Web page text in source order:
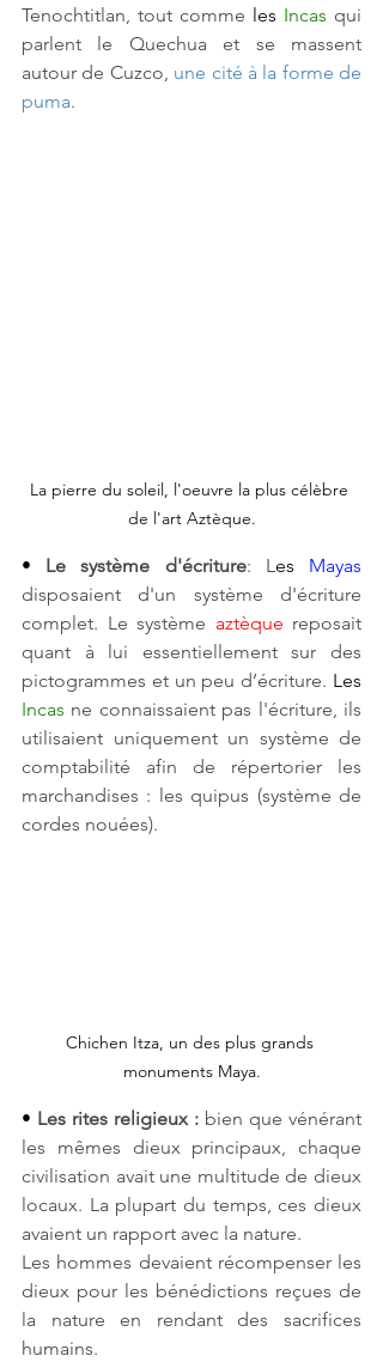
Tenochtitlan, tout comme les Incas qui
parlent le Quechua et se massent
autour de Cuzco, une cité à la forme de
puma.
La pierre du soleil, l'oeuvre la plus célèbre
de l'art Aztèque.
• Le système d'écriture: Les Mayas
disposaient d'un système d'écriture
complet. Le système aztèque reposait
quant à lui essentiellement sur des
pictogrammes et un peu d’écriture. Les
Incas ne connaissaient pas l'écriture, ils
utilisaient uniquement un système de
comptabilité afin de répertorier les
marchandises : les quipus (système de
cordes nouées).
Chichen Itza, un des plus grands
monuments Maya.
• Les rites religieux : bien que vénérant
les mêmes dieux principaux, chaque
civilisation avait une multitude de dieux
locaux. La plupart du temps, ces dieux
avaient un rapport avec la nature.
Les hommes devaient récompenser les
dieux pour les bénédictions reçues de
la nature en rendant des sacrifices
humains.